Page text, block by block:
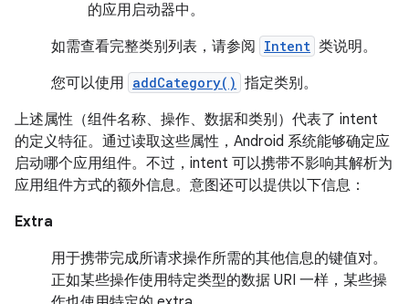
的应用启动器中。
如需查看完整类别列表，请参阅
Intent 类说明。
您可以使用 addCategory() 指定类别。
上述属性（组件名称、操作、数据和类别）代表了 intent
的定义特征。通过读取这些属性，Android 系统能够确定应
启动哪个应用组件。不过，intent 可以携带不影响其解析为
应用组件方式的额外信息。意图还可以提供以下信息：
Extra
用于携带完成所请求操作所需的其他信息的键值对。
正如某些操作使用特定类型的数据 URI 一样，某些操